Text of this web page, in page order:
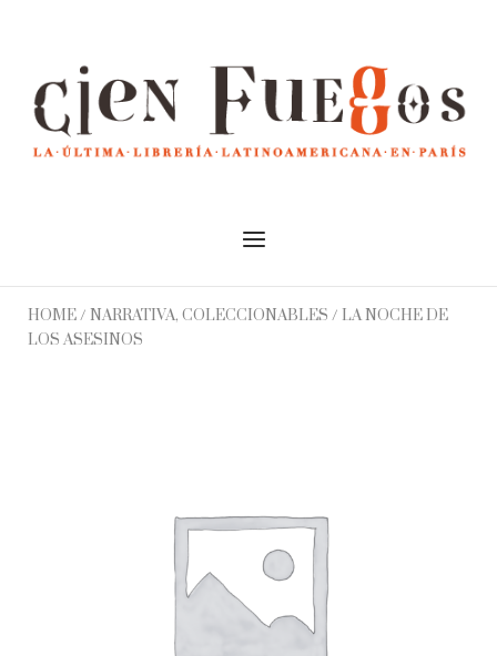
Menu
HOME/ NARRATIVA, COLECCIONABLES / LA NOCHE DE
LOS ASESINOS